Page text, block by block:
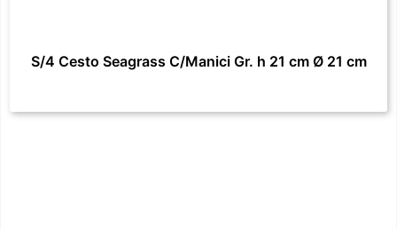
S/4 Cesto Seagrass C/Manici Gr. h 21 cm Ø 21 cm